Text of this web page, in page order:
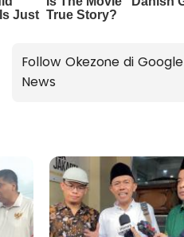
Follow Okezone di Google
News